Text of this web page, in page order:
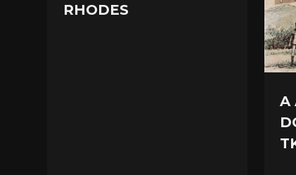
RHODES
A